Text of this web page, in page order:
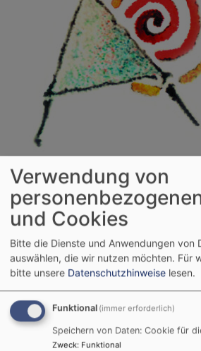
Mainwelle hat zusammen mit der
im Rahmen der Aktion
für ehrenamtliche Mitarbeit
Preise in Höhe von 1.000 EUR ist
Epiphaniaskirche gegangen!
Jeder Verein bzw. jede
eine*n ehrenamtliche*n
die/der dann im Radio Mainwelle
der Homepage
Vorschlägen wurden dann drei
Verwendung von
und Cookies
Bitte die Dienste und Anwendungen von
auswählen, die wir nutzen möchten. Für
bitte unsere Datenschutzhinweise lesen.
Funktional (immer erforderlich)
Speichern von Daten: Cookie für
Zweck: Funktional